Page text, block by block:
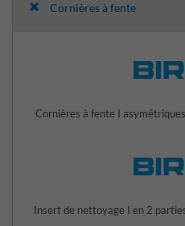
Cornières à fente
Cornières à fente I
Insert de nettoyage I en 2